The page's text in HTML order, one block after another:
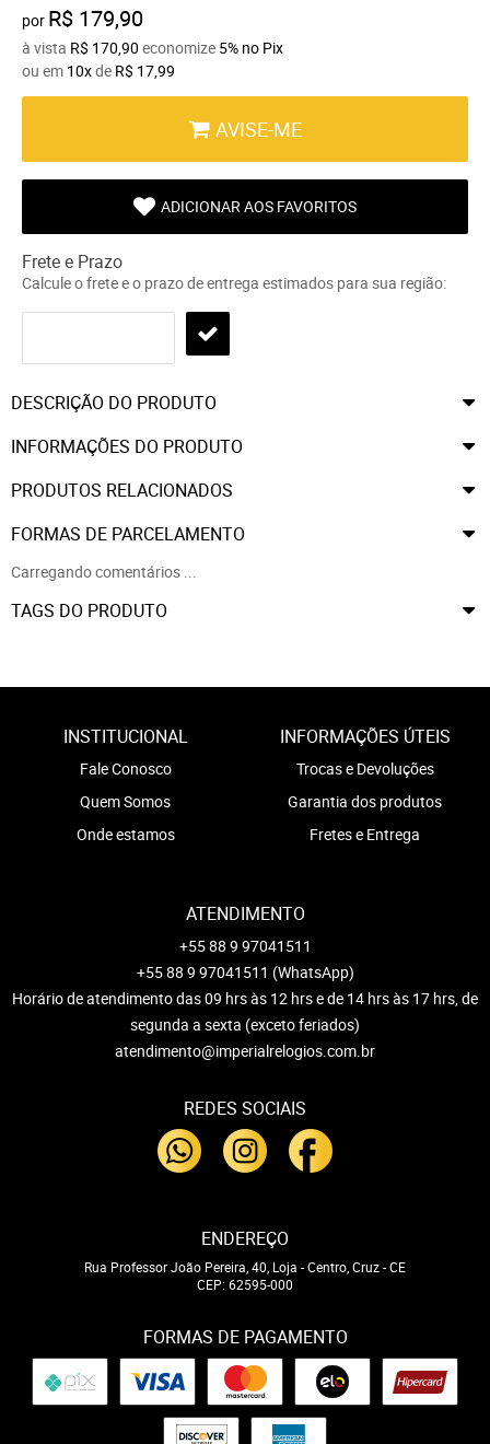
por R$ 179,90
à vista R$ 170,90 economize 5% no Pix
ou em 10xde R$ 17,99
AVISE-ME
ADICIONAR AOS FAVORITOS
Frete e Prazo
Calcule o frete e o prazo de entrega estimados para sua região:
DESCRIÇÃO DO PRODUTO
INFORMAÇÕES DO PRODUTO
PRODUTOS RELACIONADOS
FORMAS DE PARCELAMENTO
Carregando comentários ...
TAGS DO PRODUTO
INSTITUCIONAL
Fale Conosco
Quem Somos
Onde estamos
INFORMAÇÕES ÚTEIS
Trocas e Devoluções
Garantia dos produtos
Fretes e Entrega
ATENDIMENTO
+55 88 9 97041511
+55 88 9 97041511 (WhatsApp)
Horário de atendimento das 09 hrs às 12 hrs e de 14 hrs às 17 hrs, de
segunda a sexta (exceto feriados)
atendimento@imperialrelogios.com.br
REDES SOCIAIS
ENDEREÇO
Rua Professor João Pereira, 40, Loja -Centro, Cruz-CE
CEP: 62595-000
FORMAS DE PAGAMENTO